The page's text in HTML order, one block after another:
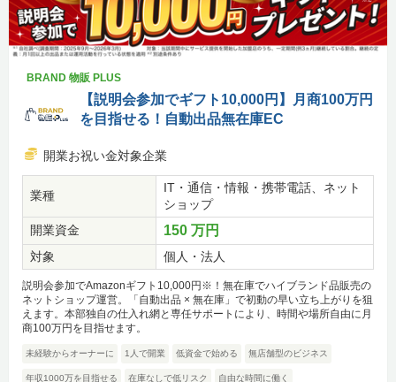
BRAND 物販 PLUS
【説明会参加でギフト10,000円】月商100万円
を目指せる！自動出品無在庫EC
開業お祝い金対象企業
業種
IT・通信・情報・携帯電話、ネット
ショップ
開業資金
150 万円
対象 個人・法人
説明会参加でAmazonギフト10,000円※！無在庫でハイブランド品販売の
ネットショップ運営。「自動出品 × 無在庫」で初動の早い立ち上がりを狙
えます。本部独自の仕入れ網と専任サポートにより、時間や場所自由に月
商100万円を目指せます。
未経験からオーナーに 1人で開業 低資金で始める 無店舗型のビジネス
年収1000万を目指せる 在庫なしで低リスク 自由な時間に働く